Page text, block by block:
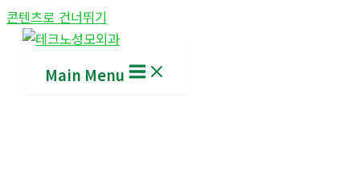
콘텐츠로 건너뛰기
Main Menu